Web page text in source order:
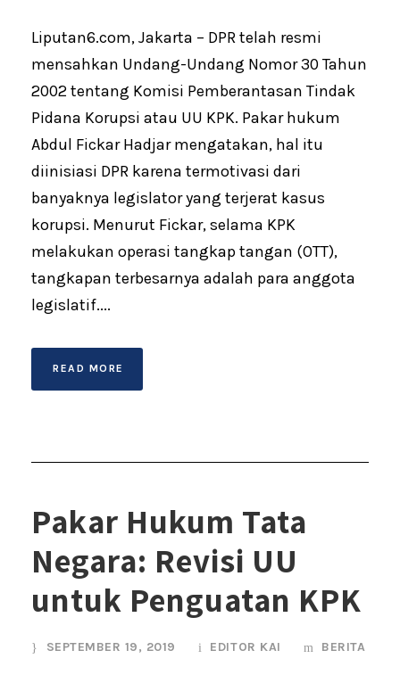
Liputan6.com, Jakarta – DPR telah resmi
mensahkan Undang-Undang Nomor 30 Tahun
2002 tentang Komisi Pemberantasan Tindak
Pidana Korupsi atau UU KPK. Pakar hukum
Abdul Fickar Hadjar mengatakan, hal itu
diinisiasi DPR karena termotivasi dari
banyaknya legislator yang terjerat kasus
korupsi. Menurut Fickar, selama KPK
melakukan operasi tangkap tangan (OTT),
tangkapan terbesarnya adalah para anggota
legislatif....
READ MORE
Pakar Hukum Tata
Negara: Revisi UU
untuk Penguatan KPK
SEPTEMBER 19, 2019 EDITOR KAI BERITA